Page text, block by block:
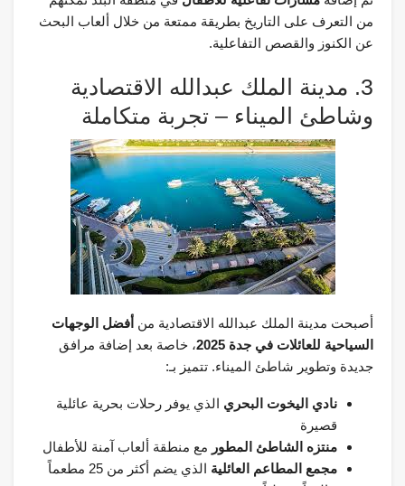
من التعرف على التاريخ بطريقة ممتعة من خلال ألعاب البحث
عن الكنوز والقصص التفاعلية.
3. مدينة الملك عبدالله الاقتصادية
وشاطئ الميناء – تجربة متكاملة
أصبحت مدينة الملك عبدالله الاقتصادية من أفضل الوجهات
السياحية للعائلات في جدة 2025
، خاصة بعد إضافة مرافق
جديدة وتطوير شاطئ الميناء. تتميز بـ:
نادي اليخوت البحري الذي يوفر رحلات بحرية عائلية
قصيرة
منتزه الشاطئ المطور مع منطقة ألعاب آمنة للأطفال
مجمع المطاعم العائلية
الذي يضم أكثر من 25 مطعماً